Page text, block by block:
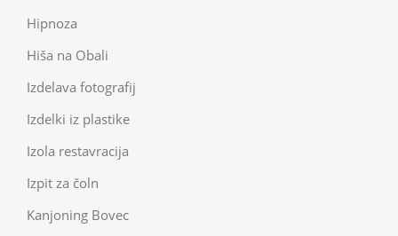
Hipnoza
Hiša na Obali
Izdelava fotografij
Izdelki iz plastike
Izola restavracija
Izpit za čoln
Kanjoning Bovec